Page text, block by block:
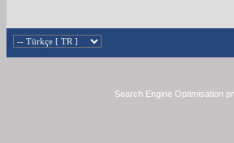
Search Engine Optimisation